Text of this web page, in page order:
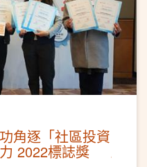
角逐「社區投資
2022標誌獎